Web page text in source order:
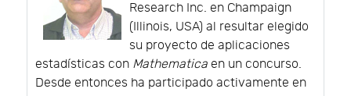
Research Inc. en Champaign
(Illinois, USA) al resultar elegido
su proyecto de aplicaciones
estadísticas con Mathematica en un concurso.
Desde entonces ha participado activamente en